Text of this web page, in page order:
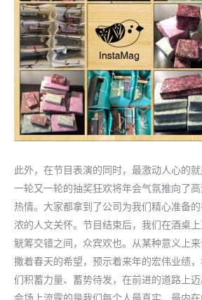
此外，在节目表演的同时，最激动人心的就
一轮又一轮的抽奖狂欢将年会气氛推向了
热情。大家都拿到了公司为我们精心准备
浓的人文关怀。节目结束后，我们在酒桌上
觥筹交错之间，众宾欢也。从某种意义上
撒着春天的希望，预示着来年的宏伟业绩
们积蓄力量、蓄势待发，在前进的道路上迈